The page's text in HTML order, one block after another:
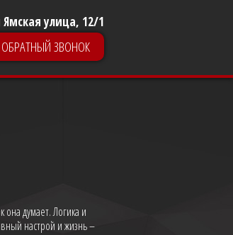
улица, 12/1
ОБРАТНЫЙ ЗВОНОК
думает. Логика и
настрой и жизнь –